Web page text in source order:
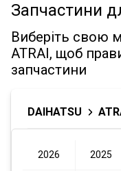
Запчастини
Виберіть свою
ATRAI, щоб
запчастини
DAIHATSU
2026 2025